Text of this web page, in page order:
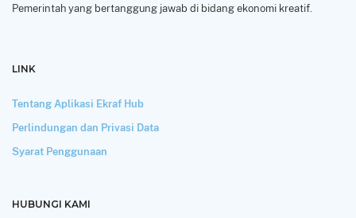
Pemerintah yang bertanggung jawab di bidang ekonomi kreatif.
LINK
Tentang Aplikasi Ekraf Hub
Perlindungan dan Privasi Data
Syarat Penggunaan
HUBUNGI KAMI